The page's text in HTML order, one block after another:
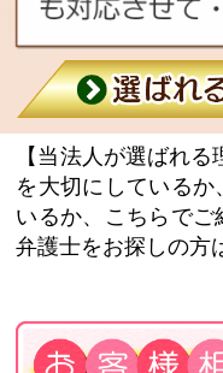
【当法人が選ばれる
を大切にしている
いるか、こちらで
弁護士をお探しの方